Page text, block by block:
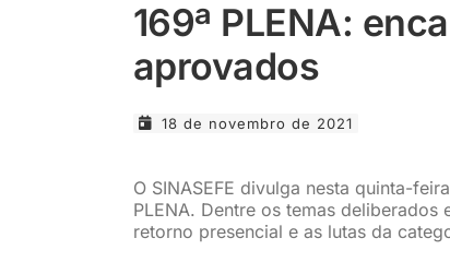
169ª PLENA:
aprovados
18 de novembro de 2021
O SINASEFE divulga nesta quinta-
PLENA. Dentre os temas
retorno presencial e as lutas da